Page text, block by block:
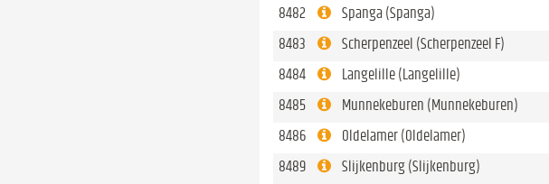
8482
Spanga (Spanga)
8483
Scherpenzeel (Scherpenzeel F)
8484
Langelille (Langelille)
8485
Munnekeburen (Munnekeburen)
8486
Oldelamer (Oldelamer)
8489
Slijkenburg (Slijkenburg)